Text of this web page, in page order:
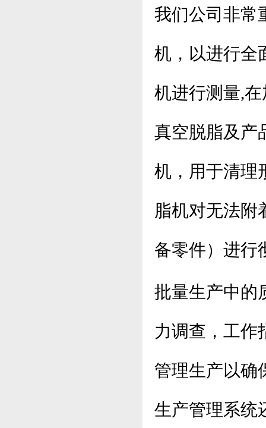
我们公司非常
机，以进行全
机进行测量,
真空脱脂及产
机，用于清理
脂机对无法附
备零件）进行
批量生产中的
力调查，工作
管理生产以确
生产管理系统